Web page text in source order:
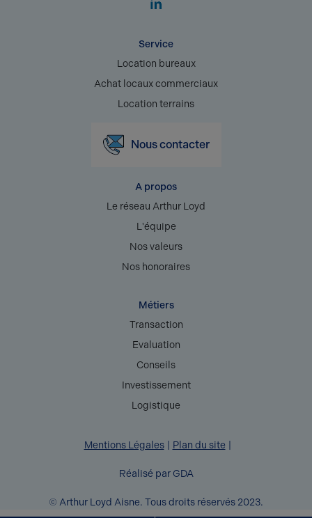
Service
Location bureaux
Achat locaux commerciaux
Location terrains
Nous contacter
A propos
Le réseau Arthur Loyd
L'équipe
Nos valeurs
Nos honoraires
Métiers
Transaction
Evaluation
Conseils
Investissement
Logistique
Mentions Légales Plan du site
© Arthur Loyd Aisne. Tous droits réservés 2023.
Réalisé par GDA